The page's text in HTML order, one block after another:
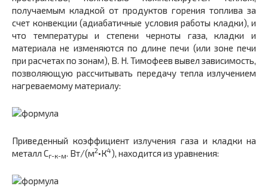
получаемым кладкой от продуктов горения топлива за
счет конвек­ции (адиабатичные условия работы кладки), и
что тем­пературы и степени черноты газа, кладки и
материала не изменяются по длине печи (или зоне печи
при расчетах по зонам), В. Н. Тимофеев вывел зависимость,
позволя­ющую рассчитывать передачу тепла излучением
нагре­ваемому материалу:
Приведенный коэффициент излучения газа и кладки на
металл Сг-к-м. Вт/(м2•К4), находится из уравнения: